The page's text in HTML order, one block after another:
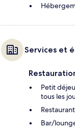
Services et
Petit
tous les
Restaurant
Bar/